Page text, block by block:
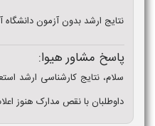
نتایج ارشد بدون آزمون دانشگاه آزاد ۱۴۰۴ کی
پاسخ مشاور هیوا:
داوطلبان با نقص مدارک هنوز